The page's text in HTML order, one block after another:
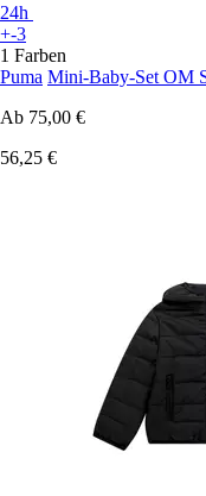
24h
+-3
1 Farben
Puma Mini-Baby-Set OM
Ab 75,00 €
56,25 €